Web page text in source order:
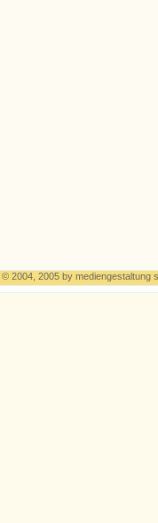
© 2004, 2005 by mediengestaltung